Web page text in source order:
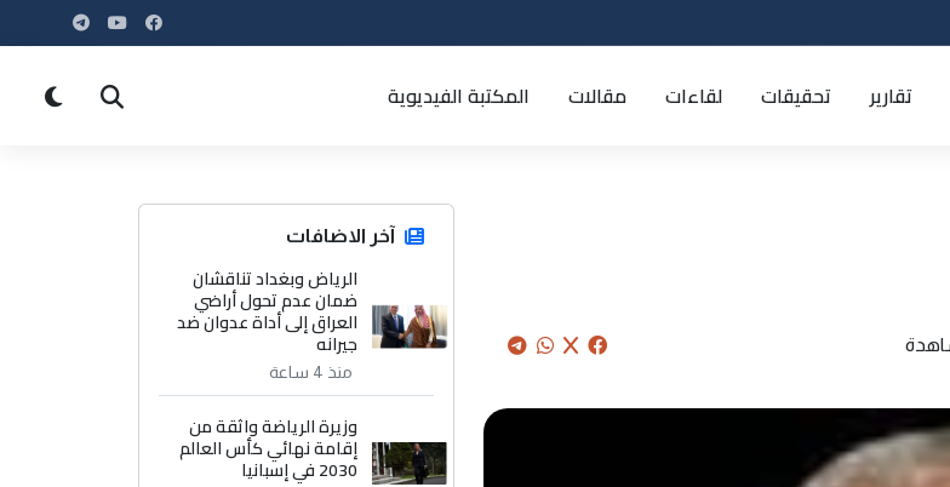
تقارير تحقيقات لقاءات مقالات المكتبة الفيديوية
آخر الاضافات
الرياض وبغداد تناقشان
ضمان عدم تحول أراضي
العراق إلى أداة عدوان ضد
جيرانه
منذ 4 ساعة
وزيرة الرياضة واثقة من
إقامة نهائي كأس العالم
2030 في إسبانيا